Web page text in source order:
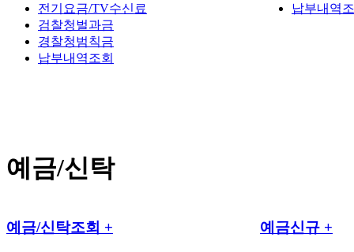
전기요금/TV수신료
검찰청벌과금
경찰청범칙금
납부내역조회
납부내역
예금/신탁
예금/신탁조회 + 예금신규 +